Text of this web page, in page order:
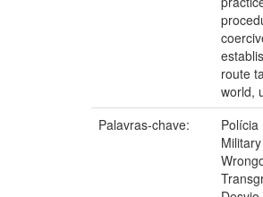
route
world,
Palavras-chave:
Polícia